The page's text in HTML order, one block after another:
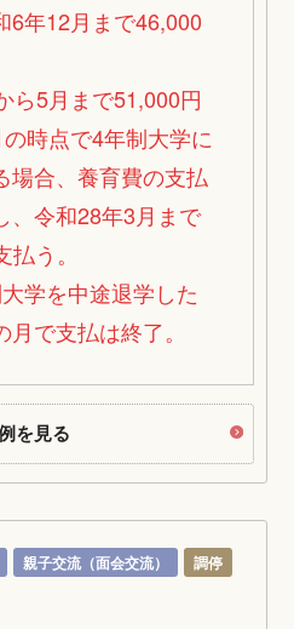
6年12月まで46,000
ら5月まで51,000円
時点で4年制大学に
場合、養育費の支払
、令和28年3月まで
う。
学を中途退学した
で支払は終了。
を見る
親子交流（面会交流）
調停